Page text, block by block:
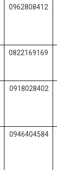
0962808412
0822169169
0918028402
0946404584